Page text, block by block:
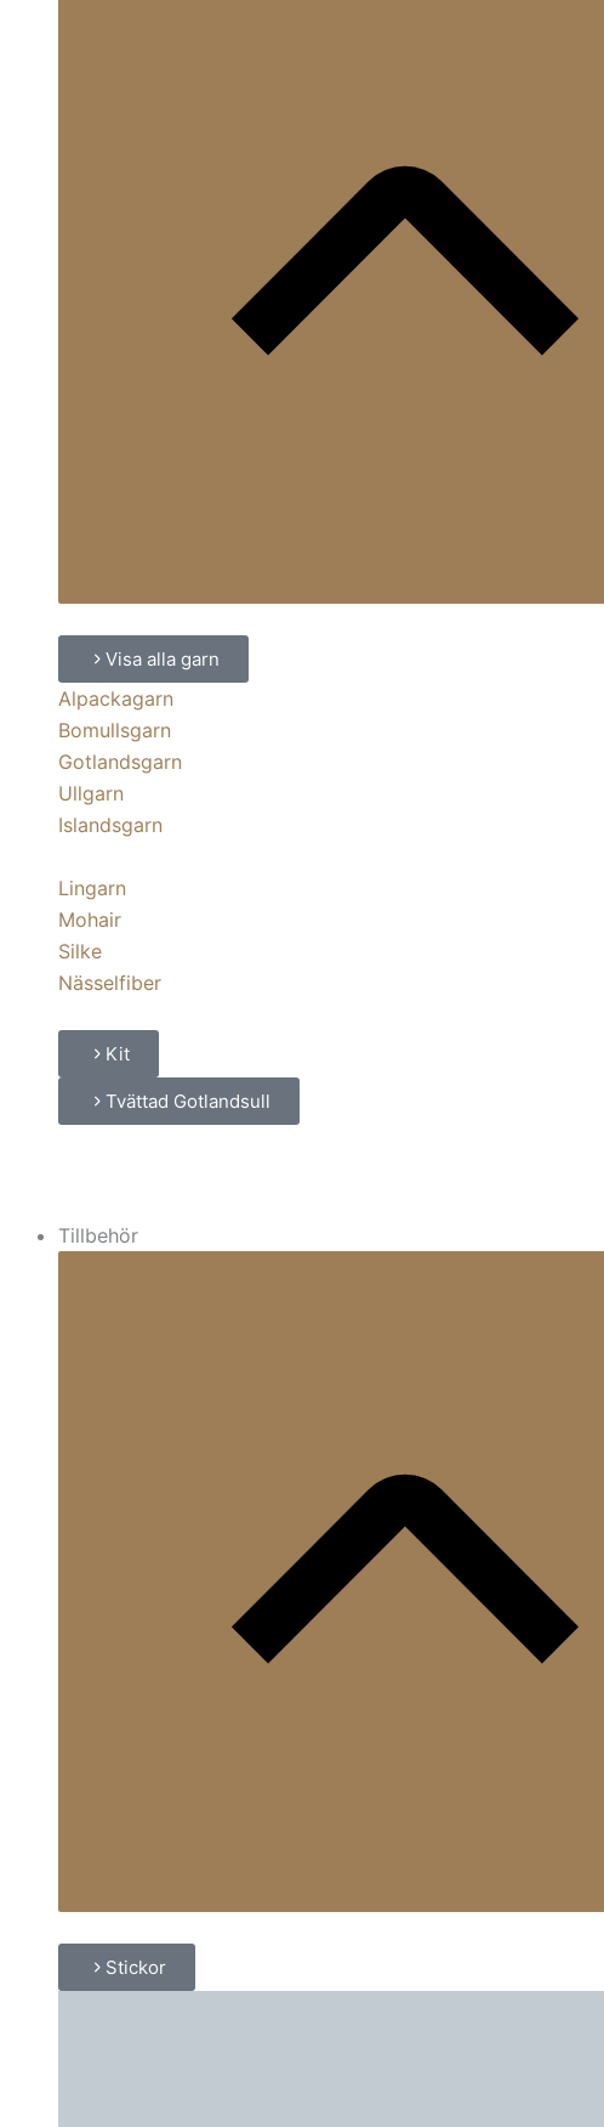
Visa alla garn
Alpackagarn
Bomullsgarn
Gotlandsgarn
Ullgarn
Islandsgarn
Lingarn
Mohair
Silke
Nässelfiber
Kit
Tvättad Gotlandsull
Tillbehör
Stickor